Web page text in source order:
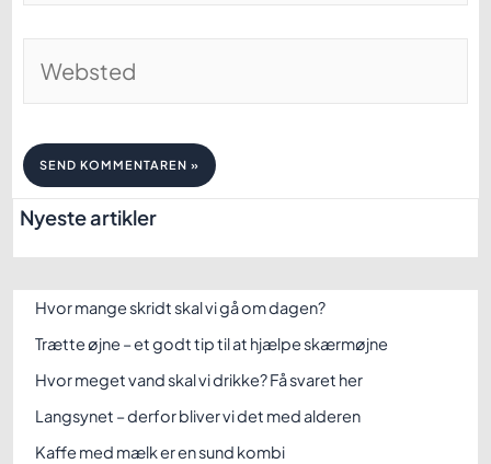
mail*
Nyeste artikler
Hvor mange skridt skal vi gå om dagen?
Trætte øjne – et godt tip til at hjælpe skærmøjne
Hvor meget vand skal vi drikke? Få svaret her
Langsynet – derfor bliver vi det med alderen
Kaffe med mælk er en sund kombi